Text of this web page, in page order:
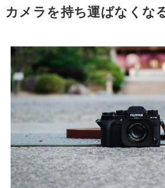
カメラを持ち運ばなくな